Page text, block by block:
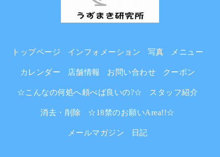
トップページ インフォメーション 写真 メニュー
カレンダー 店舗情報 お問い合わせ クーポン
☆こんなの何処へ頼べば良いの?☆ スタッフ紹介
消去・削除 ☆18禁のお願いArea!!☆
メールマガジン 日記